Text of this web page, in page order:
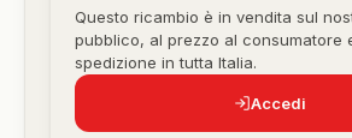
Questo ricambio è in vendita sul
pubblico, al prezzo al consumatore
spedizione in tutta Italia.
Accedi